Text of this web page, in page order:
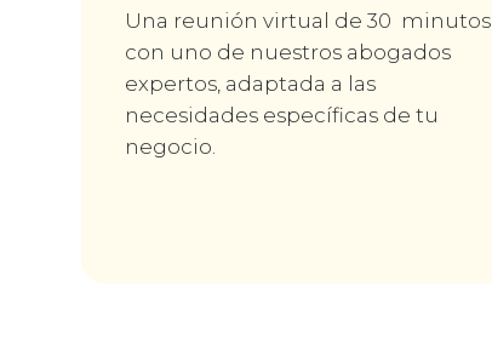
Una reunión virtual de 30 minutos
con uno de nuestros abogados
expertos, adaptada a las
necesidades específicas de tu
negocio.